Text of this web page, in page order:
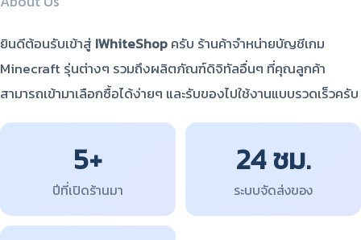
ยินดีต้อนรับเข้าสู่ IWhiteShop ครับ ร้านค้าจำหน่ายบัญชีเกม
Minecraft รุ่นต่างๆ รวมถึงผลิตภัณฑ์ดิจิทัลอื่นๆ ที่คุณลูกค้า
สามารถเข้ามาเลือกซื้อได้ง่ายๆ และรับของไปใช้งานแบบรวดเร็วครับ
5+
ปีที่เปิดร้านมา
24 ชม.
ระบบจัดส่งของ